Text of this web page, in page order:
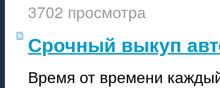
3702 просмотра
Срочный выкуп
Время от времени